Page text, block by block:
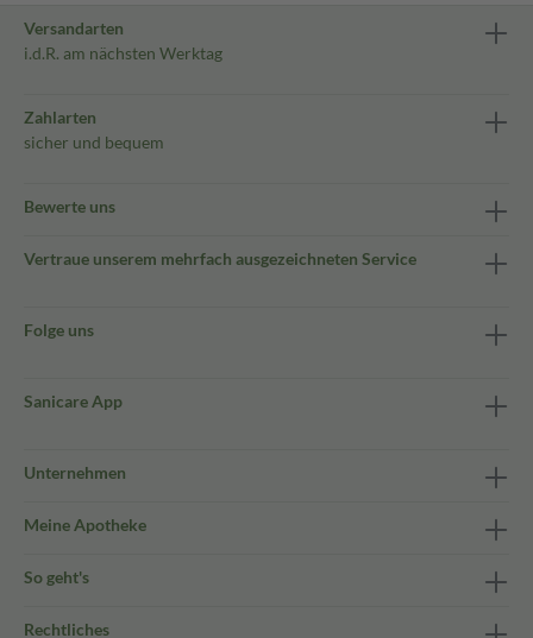
Versandarten
i.d.R. am nächsten Werktag
Zahlarten
sicher und bequem
Bewerte uns
Vertraue unserem mehrfach ausgezeichneten Service
Folge uns
Sanicare App
Unternehmen
Meine Apotheke
So geht's
Rechtliches